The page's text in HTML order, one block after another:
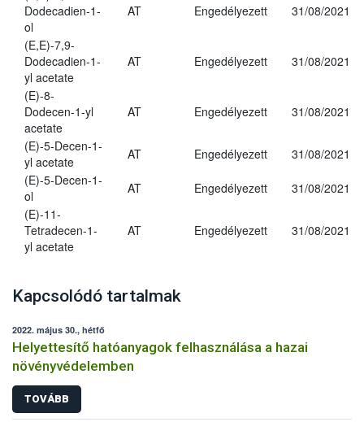
Dodecadien-1-
ol
AT Engedélyezett 31/08/2021
(E,E)-7,9-
Dodecadien-1-
yl acetate
AT Engedélyezett 31/08/2021
(E)-8-
Dodecen-1-yl
acetate
AT Engedélyezett 31/08/2021
(E)-5-Decen-1-
yl acetate
AT Engedélyezett
31/08/2021
(E)-5-Decen-1-
ol
AT Engedélyezett
31/08/2021
(E)-11-
Tetradecen-1-
yl acetate
AT Engedélyezett 31/08/2021
Kapcsolódó tartalmak
2022. május 30., hétfő
Helyettesítő hatóanyagok felhasználása a hazai
növényvédelemben
TOVÁBB